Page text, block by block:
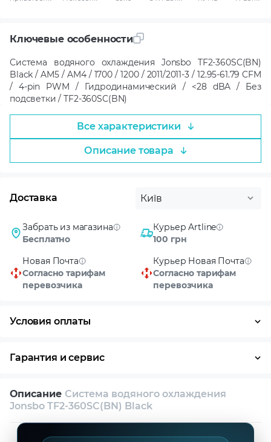
Ключевые особенности
Система водяного охлаждения Jonsbo TF2-360SC(BN)
Black / AM5 / AM4 / 1700 / 1200 / 2011/2011-3 / 12.95-61.79 CFM
/ 4-pin PWM / Гидродинамический / <28 dBA / Без
подсветки / TF2-360SC(BN)
Все характеристики
Описание товара
Доставка Київ
Забрать из магазина
Бесплатно
Курьер Artline
100 грн
Новая Почта
Согласно тарифам
перевозчика
Курьер Новая Почта
Согласно тарифам
перевозчика
Условия оплаты
Гарантия и сервис
Собственный сервисный центр
Техническая поддержка Консультация
Описание Система водяного охлаждения
Jonsbo TF2-360SC(BN) Black